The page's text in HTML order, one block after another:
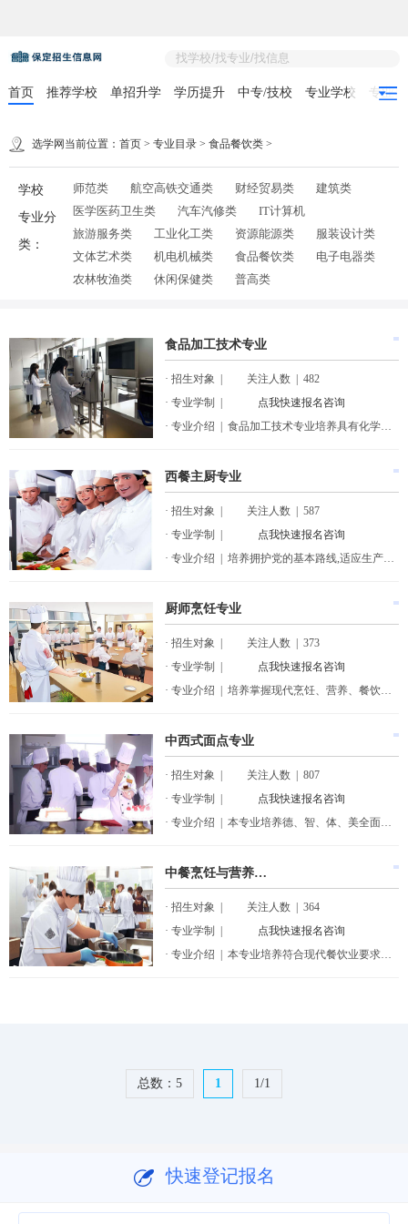
首页 推荐学校 单招升学 学历提升 中专/技校 专业学校 专业

选学网当前位置： 首页 > 专业目录 > 食品餐饮类 >
学校
专业分
类：
师范类 航空高铁交通类 财经贸易类
建筑类
医学医药卫生类
汽车汽修类
IT计算机
旅游服务类
工业化工类 资源能源类
服装设计类
文体艺术类
机电机械类 食品餐饮类
电子电器类
农林牧渔类
休闲保健类 普高类
食品加工技术专业
· 招生对象 | 关注人数 | 482
· 专业学制 | 点我快速报名咨询
· 专业介绍 | 食品加工技术专业培养具有化学、食品工程技术知识，能在食品领域内从事食品生产技术、品质控制和工程设计等方面工作的食品工程技术人才。 培养要求:主要学习化学、食品工...
西餐主厨专业
· 招生对象 | 关注人数 | 587
· 专业学制 | 点我快速报名咨询
· 专业介绍 | 培养拥护党的基本路线,适应生产、建设、管理、服务第一线需要的德、智、体、美等方面全面发长的高等技术应用性专门人才,学生应在具有必备的基础理论知识和专业知识的基础...
厨师烹饪专业
· 招生对象 | 关注人数 | 373
· 专业学制 | 点我快速报名咨询
· 专业介绍 | 培养掌握现代烹饪、营养、餐饮管理的基本知识，具有较强烹饪技术，能从事烹饪操作、营养分析与营养配餐，以及餐饮业管理的高级技术应用型专门人才。
中西式面点专业
· 招生对象 | 关注人数 | 807
· 专业学制 | 点我快速报名咨询
· 专业介绍 | 本专业培养德、智、体、美全面发展,具有良好职业道德和人文素养,掌握中西面点工 艺专业所必需的文化知识、现代烹饪专业理论知识,遵守餐饮业操作规范,具备餐饮生产和 ...
中餐烹饪与营养膳食专业
· 招生对象 | 关注人数 | 364
· 专业学制 | 点我快速报名咨询
· 专业介绍 | 本专业培养符合现代餐饮业要求，熟练掌握烹饪原料学知识、中式烹饪制作工艺（包括热菜制作、冷菜制作、食品雕刻、面点制作等），具有较强的饮食保健与营养配餐的能力，现代...
总数：5 1 1/1
快速登记报名